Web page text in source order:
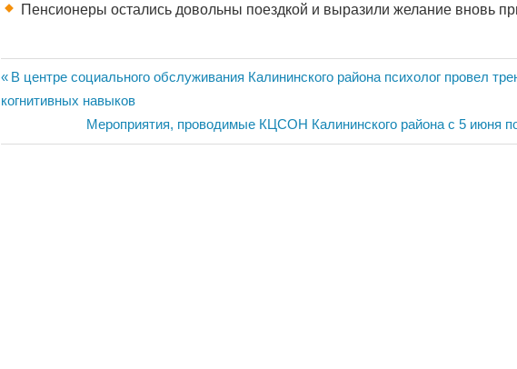
Пенсионеры остались довольны поездкой и выразили желание вновь
Навигация
записям
Previous
Post:
В центре социального обслуживания Калининского района психолог провел
когнитивных навыков
Next
Post:
Мероприятия, проводимые КЦСОН Калининского района с 5 июня